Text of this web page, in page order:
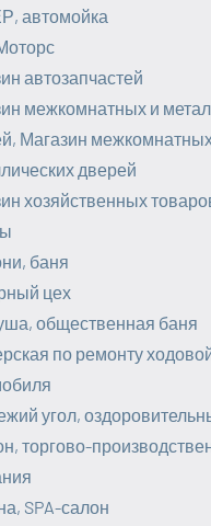
автомойка
автозапчастей
межкомнатных и
Магазин
дверей
хозяйственных
баня
цех
общественная баня
по ремонту
угол,
торгово-
SPA-салон